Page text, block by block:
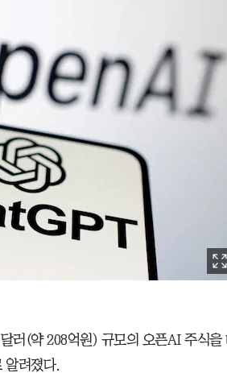
러(약 208억원) 규모의 오픈AI 주식을
알려졌다.